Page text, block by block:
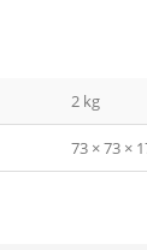
2 kg
73 × 73 ×